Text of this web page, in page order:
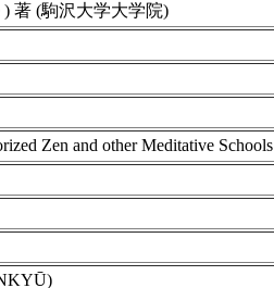
) 著 (駒沢大学大学院)
Zen and other Meditative Schools